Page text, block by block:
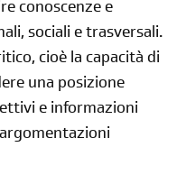
conoscenze e
sociali e trasversali.
cioè la capacità di
una posizione
e informazioni